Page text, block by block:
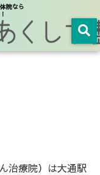
院なら
治療院）は大通駅